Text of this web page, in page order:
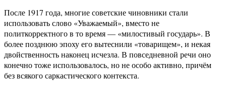
После 1917 года, многие советские чиновники стали
использовать слово «Уважаемый», вместо не
политкорректного в то время — «милостивый государь». В
более позднюю эпоху его вытеснили «товарищем», и некая
двойственность наконец исчезла. В повседневной речи оно
конечно тоже использовалось, но не особо активно, причём
без всякого саркастического контекста.